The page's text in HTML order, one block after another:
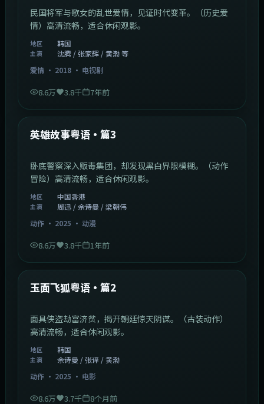
民国将军与歌女的乱世爱情，见证时代变革。（历史爱
情）高清流畅，适合休闲观影。
地区 韩国
主演
沈腾 / 张家辉 / 黄渤 等
爱情· 2018· 电视剧
8.6万 3.8千 7年前
热门
英雄故事粤语·篇3
卧底警察深入贩毒集团，却发现黑白界限模糊。（动作
冒险）高清流畅，适合休闲观影。
地区 中国香港
主演
周迅 / 佘诗曼 / 梁朝伟
动作· 2025 · 动漫
8.6万 3.8千 1年前
热门
玉面飞狐粤语·篇2
面具侠盗劫富济贫，揭开朝廷惊天阴谋。（古装动作）
高清流畅，适合休闲观影。
地区 韩国
主演
佘诗曼 / 张译 / 黄渤
动作· 2025 · 电影
8.6万 3.7千 8个月前